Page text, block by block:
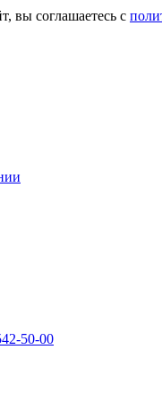
вы соглашаетесь с
50-00